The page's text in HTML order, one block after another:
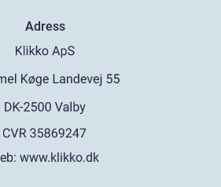
Adress
www.klikko.dk